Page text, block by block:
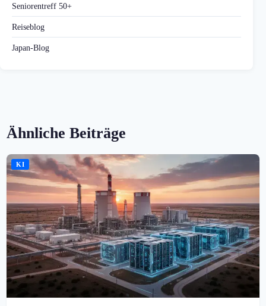
Seniorentreff 50+
Reiseblog
Japan-Blog
Ähnliche Beiträge
KI